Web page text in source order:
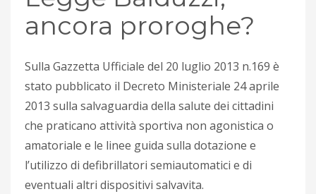
ancora proroghe?
Sulla Gazzetta Ufficiale del 20 luglio 2013 n.169 è
stato pubblicato il Decreto Ministeriale 24 aprile
2013 sulla salvaguardia della salute dei cittadini
che praticano attività sportiva non agonistica o
amatoriale e le linee guida sulla dotazione e
l’utilizzo di defibrillatori semiautomatici e di
eventuali altri dispositivi salvavita.